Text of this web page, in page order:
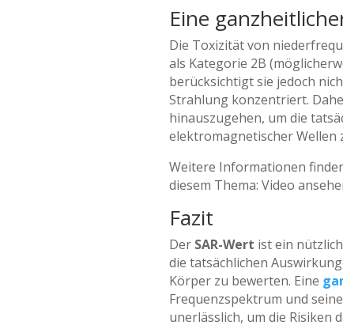
Eine
Die Toxizität von
als Kategorie 2B
berücksichtigt sie jedoch
Strahlung konzentriert.
hinauszugehen, um die
elektromagnetischer Wellen
Weitere Informationen
diesem Thema: Video
Fazit
Der SAR-Wert ist ein
die tatsächlichen
Körper zu bewerten. Eine
Frequenzspektrum und
unerlässlich, um die Risiken